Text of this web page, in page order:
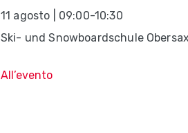
11 agosto | 09:00-10:30
Ski- und Snowboardschule
All’evento